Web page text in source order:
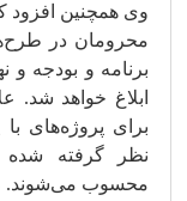
وی همچنین افزود
محرومان در
برنامه و بودجه و
ابلاغ خواهد شد.
نظر گرفته
محسوب می‌شوند.